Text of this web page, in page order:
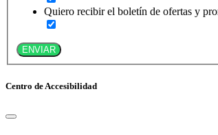
Quiero recibir el boletín de ofertas y
ENVIAR
Centro de Accesibilidad